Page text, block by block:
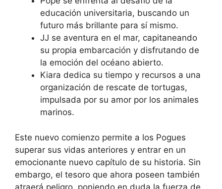
educación universitaria, buscando un
futuro más brillante para sí mismo.
JJ se aventura en el mar, capitaneando
su propia embarcación y disfrutando de
la emoción del océano abierto.
Kiara dedica su tiempo y recursos a una
organización de rescate de tortugas,
impulsada por su amor por los animales
marinos.
Este nuevo comienzo permite a los Pogues
superar sus vidas anteriores y entrar en un
emocionante nuevo capítulo de su historia. Sin
embargo, el tesoro que ahora poseen también
atraerá peligro, poniendo en duda la fuerza de